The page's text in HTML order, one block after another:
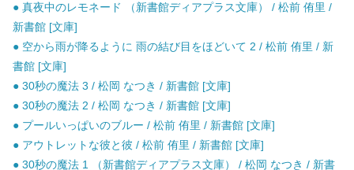
● 真夜中のレモネード （新書館ディアプラス文庫） / 松前 侑里 /
新書館 [文庫]
● 空から雨が降るように 雨の結び目をほどいて 2 / 松前 侑里 / 新
書館 [文庫]
● 30秒の魔法 3 / 松岡 なつき / 新書館 [文庫]
● 30秒の魔法 2 / 松岡 なつき / 新書館 [文庫]
● プールいっぱいのブルー / 松前 侑里 / 新書館 [文庫]
● アウトレットな彼と彼 / 松前 侑里 / 新書館 [文庫]
● 30秒の魔法 1 （新書館ディアプラス文庫） / 松岡 なつき / 新書